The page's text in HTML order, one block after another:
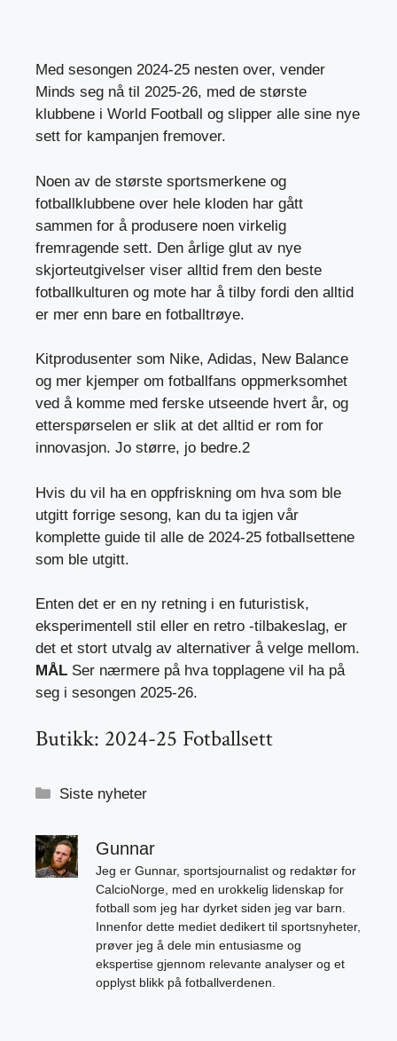
Med sesongen 2024-25 nesten over, vender
Minds seg nå til 2025-26, med de største
klubbene i World Football og slipper alle sine nye
sett for kampanjen fremover.
Noen av de største sportsmerkene og
fotballklubbene over hele kloden har gått
sammen for å produsere noen virkelig
fremragende sett. Den årlige glut av nye
skjorteutgivelser viser alltid frem den beste
fotballkulturen og mote har å tilby fordi den alltid
er mer enn bare en fotballtrøye.
Kitprodusenter som Nike, Adidas, New Balance
og mer kjemper om fotballfans oppmerksomhet
ved å komme med ferske utseende hvert år, og
etterspørselen er slik at det alltid er rom for
innovasjon. Jo større, jo bedre.2
Hvis du vil ha en oppfriskning om hva som ble
utgitt forrige sesong, kan du ta igjen vår
komplette guide til alle de 2024-25 fotballsettene
som ble utgitt.
Enten det er en ny retning i en futuristisk,
eksperimentell stil eller en retro -tilbakeslag, er
det et stort utvalg av alternativer å velge mellom.
MÅL Ser nærmere på hva topplagene vil ha på
seg i sesongen 2025-26.
Butikk: 2024-25 Fotballsett
Kategorier
Siste nyheter
Gunnar
Jeg er Gunnar, sportsjournalist og redaktør for
CalcioNorge, med en urokkelig lidenskap for
fotball som jeg har dyrket siden jeg var barn.
Innenfor dette mediet dedikert til sportsnyheter,
prøver jeg å dele min entusiasme og
ekspertise gjennom relevante analyser og et
opplyst blikk på fotballverdenen.